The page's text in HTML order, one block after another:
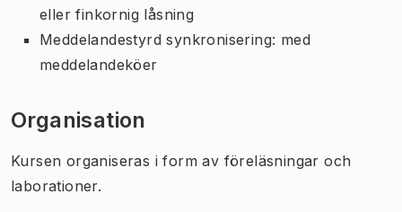
eller finkornig låsning
Meddelandestyrd synkronisering: med
meddelandeköer
Organisation
Kursen organiseras i form av föreläsningar och
laborationer.